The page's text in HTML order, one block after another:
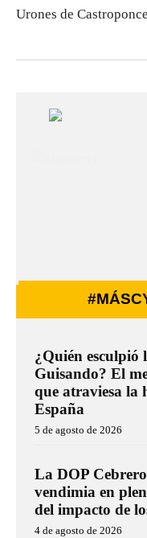
Urones de
¿Quién esculpió
Guisando? El
que atraviesa la
España
5 de agosto de 2026
La DOP
vendimia en
del impacto de
4 de agosto de 2026